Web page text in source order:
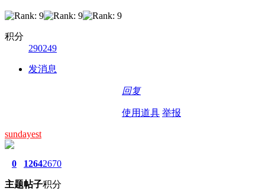
积分
290249
发消息
回复
使用道具 举报
sundayest
0
主题
1264
帖子
2670
积分